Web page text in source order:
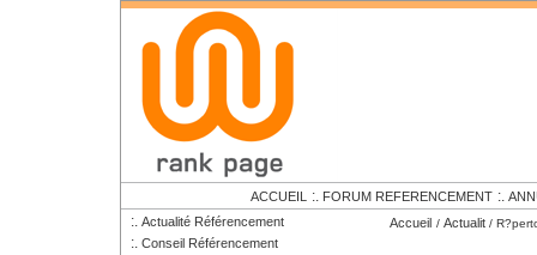
ACCUEIL :. FORUM REFERENCEMENT :.
:. Actualité Référencement
:. Conseil Référencement
Accueil / Actualit /